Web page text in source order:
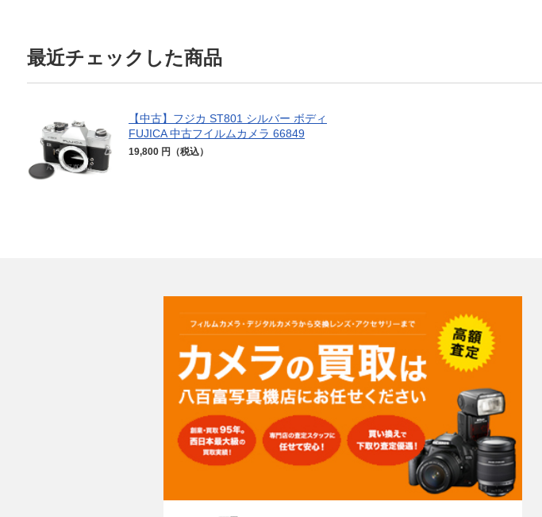
最近チェックした商品
【中古】フジカ ST801 シルバー ボディ
FUJICA 中古フイルムカメラ 66849
19,800 円（税込）